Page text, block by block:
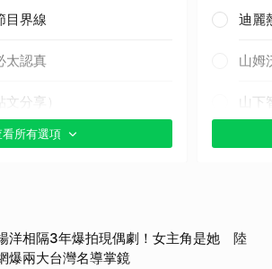
目界線
太認真
分享）
看所有選項
迪麗
山姆
山
洋相隔3年爆拍現偶劇！女主角是她 陸
爆兩大台灣名導掌鏡